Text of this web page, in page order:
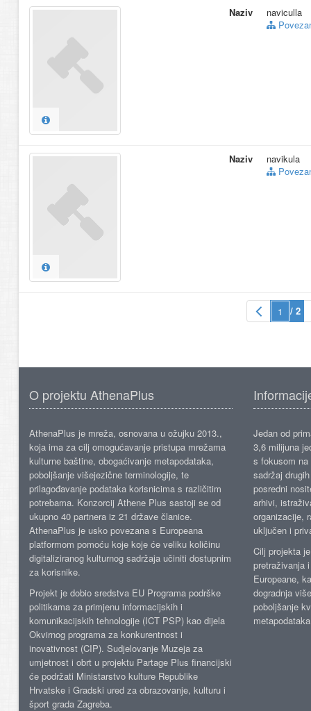
Naziv
naviculla
Naziv
navikula
/ 2
O projektu AthenaPlus
AthenaPlus je mreža, osnovana u ožujku 2013.,
koja ima za cilj omogućavanje pristupa mrežama
kulturne baštine, obogaćivanje metapodataka,
poboljšanje višejezične terminologije, te
prilagođavanje podataka korisnicima s različitim
potrebama. Konzorcij Athene Plus sastoji se od
ukupno 40 partnera iz 21 države članice.
AthenaPlus je usko povezana s Europeana
platformom pomoću koje koje će veliku količinu
digitaliziranog kulturnog sadržaja učiniti dostupnim
za korisnike.
Projekt je dobio sredstva EU Programa podrške
politikama za primjenu informacijskih i
komunikacijskih tehnologije (ICT PSP) kao dijela
Okvirnog programa za konkurentnost i
inovativnost (CIP). Sudjelovanje Muzeja za
umjetnost i obrt u projektu Partage Plus financijski
će podržati Ministarstvo kulture Republike
Hrvatske i Gradski ured za obrazovanje, kulturu i
šport grada Zagreba.
Jedan od
3,6 milijuna
s fokusom
sadržaj
posredni
arhivi,
organizacije,
uključen i
Cilj projekta
pretraživanja
Europeane,
dogradnja
poboljšanje